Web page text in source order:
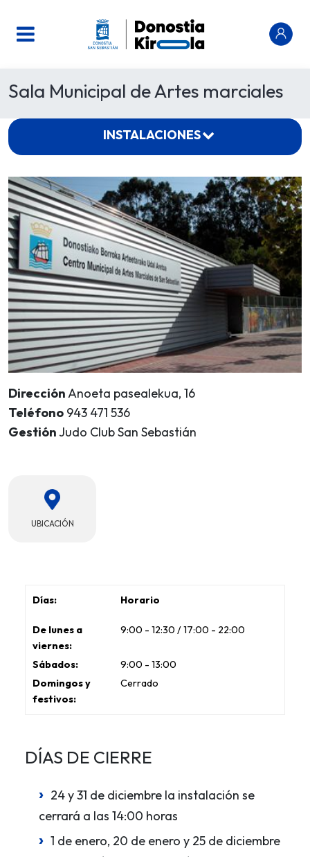
Sala Municipal de Artes marciales
DirecciónAnoeta pasealekua, 16
Teléfono 943 471 536
GestiónJudo Club San Sebastián
UBICACIÓN
Horario
9:00 - 12:30 / 17:00 - 22:00
9:00 - 13:00
Cerrado
DÍAS DE CIERRE
24 y 31 de diciembre la instalación se
cerrará a las 14:00 horas
1 de enero, 20 de enero y 25 de diciembre
INSTALACIONES